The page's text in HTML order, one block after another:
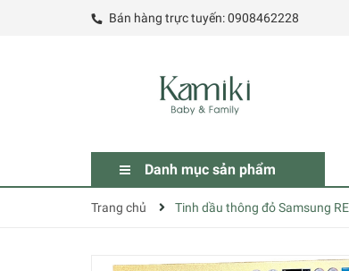
Bán hàng trực tuyến:0908462228
Danh mục sản phẩm
Trang chủ Tinh dầu thông đỏ Samsung